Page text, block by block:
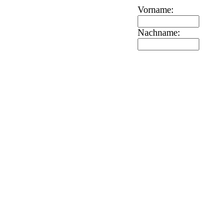
Vorname:
Nachname: